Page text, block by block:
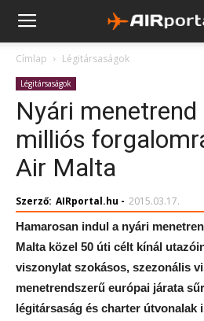
Címlap Légitársaságok
Légitársaságok
Nyári
milliós
Air Malta
Szerző: AIRportal.hu - 2015.03.17.
Hamarosan indul a nyári
Malta közel 50 úti célt kínál
viszonylat szokásos, szezonális
menetrendszerű európai járata
légitársaság és charter útvonalak